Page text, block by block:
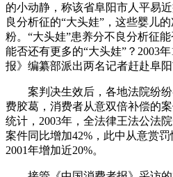
的小动静，称该省阜阳市人平易
良分析征的“大头娃”，这些婴儿
粉。“大头娃”患养分不良分析征
能否还有更多的“大头娃”？2003
报》编纂部派出两名记者赶赴阜
案判决生效后，各地法院纷纷
费胶葛，消费者从意双倍补偿的
统计，2003年，全法律王法公法
案件同比增加42%，此中从意赏
2001年增加近20%。